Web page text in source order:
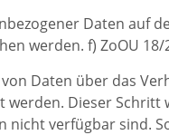
Daten auf
werden. f) ZoOU 18/
Daten über das
Dieser
nicht verfügbar sind.